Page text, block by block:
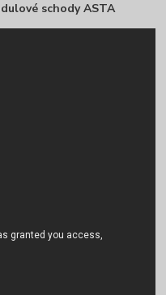
schody ASTA